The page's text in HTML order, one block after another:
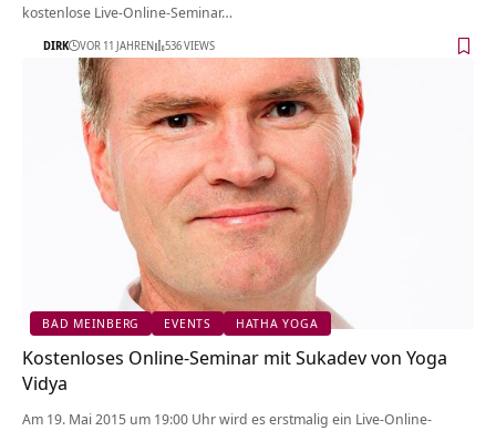
kostenlose Live-Online-Seminar…
DIRK VOR 11 JAHREN 536 VIEWS
BAD MEINBERG EVENTS HATHA YOGA
Kostenloses Online-Seminar mit Sukadev von Yoga
Vidya
Am 19. Mai 2015 um 19:00 Uhr wird es erstmalig ein Live-Online-